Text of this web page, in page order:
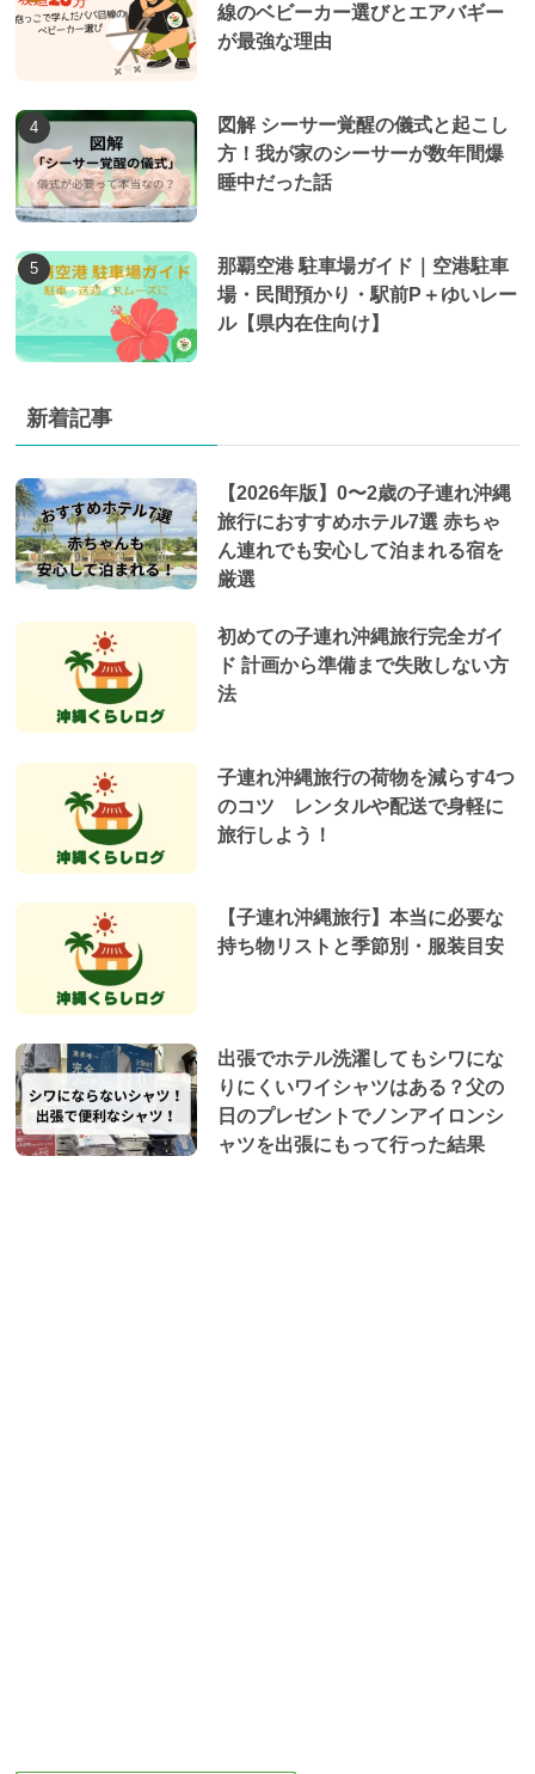
線のベビーカー選びとエアバギー
が最強な理由
図解 シーサー覚醒の儀式と起こし
方！我が家のシーサーが数年間爆
睡中だった話
那覇空港 駐車場ガイド｜空港駐車
場・民間預かり・駅前P＋ゆいレー
ル【県内在住向け】
新着記事
【2026年版】0〜2歳の子連れ沖縄
旅行におすすめホテル7選 赤ちゃ
ん連れでも安心して泊まれる宿を
厳選
初めての子連れ沖縄旅行完全ガイ
ド 計画から準備まで失敗しない方
法
子連れ沖縄旅行の荷物を減らす4つ
のコツ レンタルや配送で身軽に
旅行しよう！
【子連れ沖縄旅行】本当に必要な
持ち物リストと季節別・服装目安
出張でホテル洗濯してもシワにな
りにくいワイシャツはある？父の
日のプレゼントでノンアイロンシ
ャツを出張にもって行った結果